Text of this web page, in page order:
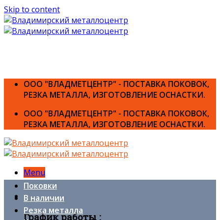
Skip to content
ООО "ВЛАДМЕТЦЕНТР" - ПОСТАВКА ПОКОВОК,
РЕЗКА МЕТАЛЛА, ИЗГОТОВЛЕНИЕ ОСНАСТКИ.
ООО "ВЛАДМЕТЦЕНТР" - ПОСТАВКА ПОКОВОК,
РЕЗКА МЕТАЛЛА, ИЗГОТОВЛЕНИЕ ОСНАСТКИ.
Menu
График работы :
Поковки
В наличии
Резка металла